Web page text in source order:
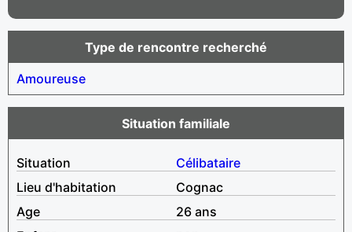
Type de rencontre recherché
Amoureuse
Situation familiale
Situation
Célibataire
Lieu d'habitation
Cognac
Age
26 ans